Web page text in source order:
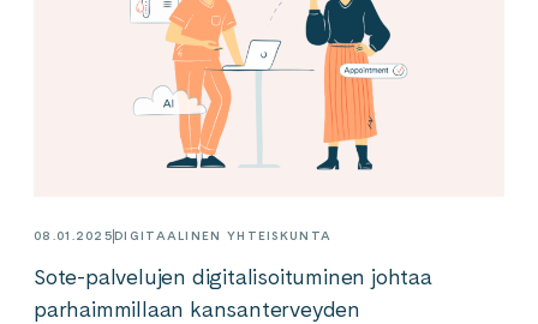
08.01.2025DIGITAALINEN YHTEISKUNTA
Sote-palvelujen digitalisoituminen johtaa
parhaimmillaan kansanterveyden